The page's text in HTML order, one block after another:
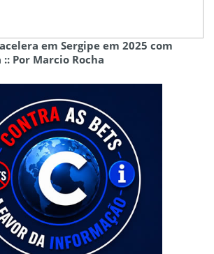
em Sergipe em 2025 com
Por Marcio Rocha